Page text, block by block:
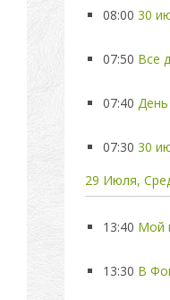
08:00 30
07:50 Все
07:40
07:30 30
29 Июля,
13:40 Мой
13:30 В